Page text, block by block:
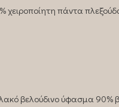
πάντα
βελούδινο ύφασμα 90%